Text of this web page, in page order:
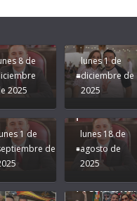
8 de
2025
lunes 1 de
diciembre de
2025
y
la
que
Nahle.
1 de
de
Pongamos
de moda;
San
Andrés
Tuxtla
presente.
lunes 18 de
agosto de
2025
Presidenta!